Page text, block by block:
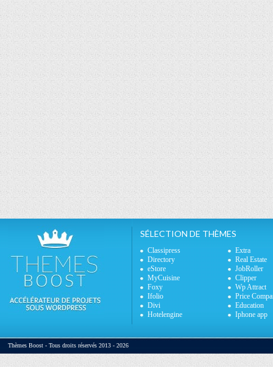
SÉLECTION DE THÈMES
Classipress
Extra
Directory
Real Estate
eStore
JobRoller
MyCuisine
Clipper
Foxy
Wp Attract
Ifolio
Price
Divi
Education
Hotelengine
Iphone app
Thèmes Boost - Tous droits réservés 2013 - 2026